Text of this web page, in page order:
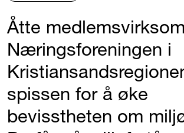
Åtte
Næringsforeningen i
spissen for å øke
bevisstheten om